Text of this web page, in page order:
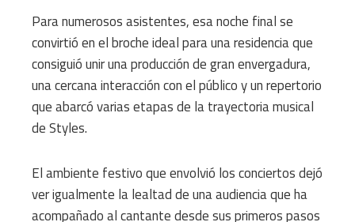
Para numerosos asistentes, esa noche final se
convirtió en el broche ideal para una residencia que
consiguió unir una producción de gran envergadura,
una cercana interacción con el público y un repertorio
que abarcó varias etapas de la trayectoria musical
de Styles.
El ambiente festivo que envolvió los conciertos dejó
ver igualmente la lealtad de una audiencia que ha
acompañado al cantante desde sus primeros pasos